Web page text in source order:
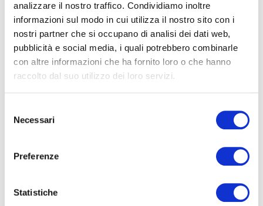
analizzare il nostro traffico. Condividiamo inoltre
informazioni sul modo in cui utilizza il nostro sito con i
nostri partner che si occupano di analisi dei dati web,
pubblicità e social media, i quali potrebbero combinarle
con altre informazioni che ha fornito loro o che hanno
raccolto dal suo utilizzo dei loro servizi.
delNecessari
Preferenze
Statistiche
Modelli, metodi e strumentiper fare innovazione
con obiettivi di crescita, nella forma in cui li usiamo nei
laboratori di pratica con le PMI: applicabili con le
risorse che un'azienda ha già. Ogni martedì.
Ai sensi e per gli effetti degli artt. 6, 7, 12, 13 del
Regolamento UE 2016/679 – GDPR. Esprimo il